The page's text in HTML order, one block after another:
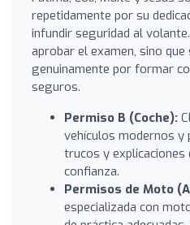
repetidamente por su
infundir seguridad al
aprobar el examen, sino que
genuinamente por formar
seguros.
Permiso B (Coche):
vehículos modernos
trucos y
confianza.
Permisos de Moto
especializada con